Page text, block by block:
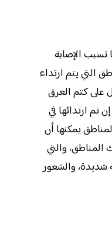
الإصابة
التي يتم ارتداء
على كتم العرق
تم ارتدائها في
يمكنها أن
المناطق، والتي
شديدة، والشعور